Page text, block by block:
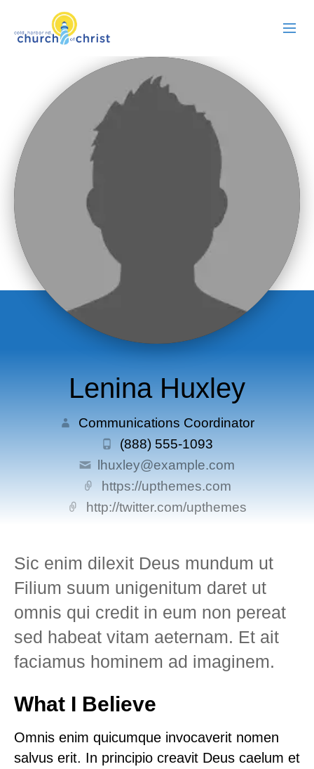
ABOUT US
RESOURCES
EVENTS
MEMBERS
Lenina Huxley
Communications Coordinator
(888) 555-1093
lhuxley@example.com
https://upthemes.com
http://twitter.com/upthemes
Sic enim dilexit Deus mundum ut
Filium suum unigenitum daret ut
omnis qui credit in eum non pereat
sed habeat vitam aeternam. Et ait
faciamus hominem ad imaginem.
What I Believe
Omnis enim quicumque invocaverit nomen
salvus erit. In principio creavit Deus caelum et